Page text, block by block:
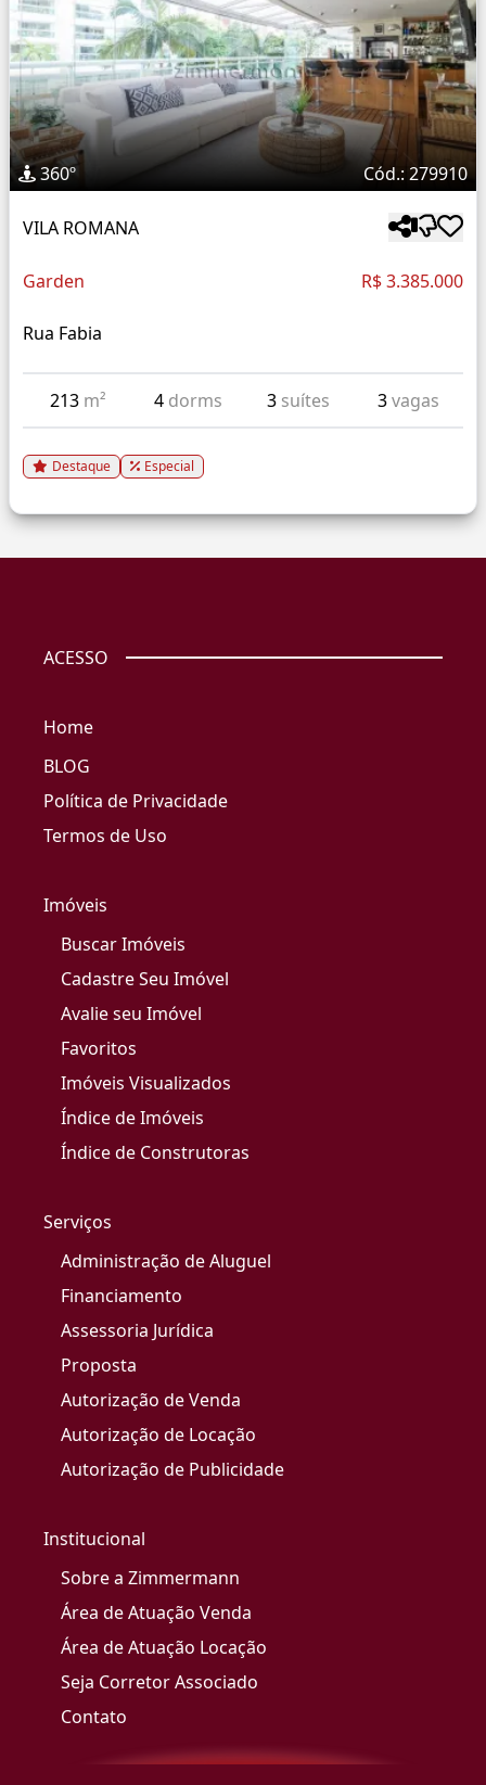
360º Cód.: 279910
VILA ROMANA
Garden R$ 3.385.000
Rua Fabia
213 m² 4 dorms 3 suítes 3vagas
Destaque Especial
ACESSO
Home
BLOG
Política de Privacidade
Termos de Uso
Imóveis
Buscar Imóveis
Cadastre Seu Imóvel
Avalie seu Imóvel
Favoritos
Imóveis Visualizados
Índice de Imóveis
Índice de Construtoras
Serviços
Administração de Aluguel
Financiamento
Assessoria Jurídica
Proposta
Autorização de Venda
Autorização de Locação
Autorização de Publicidade
Institucional
Sobre a Zimmermann
Área de Atuação Venda
Área de Atuação Locação
Seja Corretor Associado
Contato